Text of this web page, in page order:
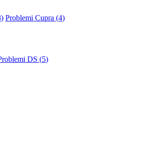
) Problemi Cupra (4)
DS (5)